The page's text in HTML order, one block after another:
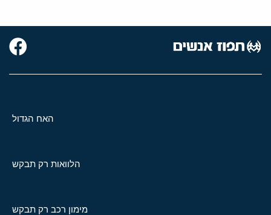
האח הגדול
הלוואות רק תבקש
מימון רכב רק תבקש